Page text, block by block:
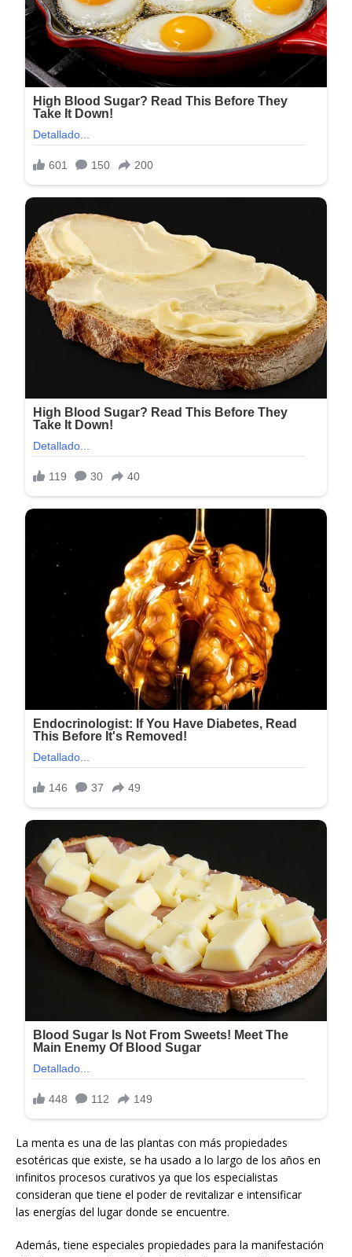
La menta es una de las plantas con más propiedades
esotéricas que existe, se ha usado a lo largo de los años en
infinitos procesos curativos ya que los especialistas
consideran que tiene el poder de revitalizar e intensificar
las energías del lugar donde se encuentre.
Además, tiene especiales propiedades para la manifestación